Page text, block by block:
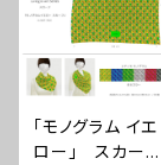
「モノグラム イエ
ロー」 スカー